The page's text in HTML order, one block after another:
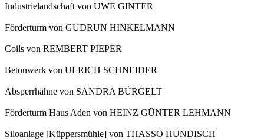
Industrielandschaft von UWE GINTER
Förderturm von GUDRUN HINKELMANN
Coils von REMBERT PIEPER
Betonwerk von ULRICH SCHNEIDER
Absperrhähne von SANDRA BÜRGELT
Förderturm Haus Aden von HEINZ GÜNTER LEHMANN
Siloanlage [Küppersmühle] von THASSO HUNDISCH